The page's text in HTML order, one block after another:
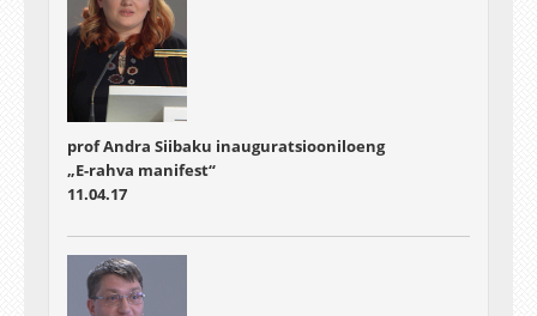
prof Andra Siibaku inauguratsiooniloeng
„E-rahva manifest“
11.04.17